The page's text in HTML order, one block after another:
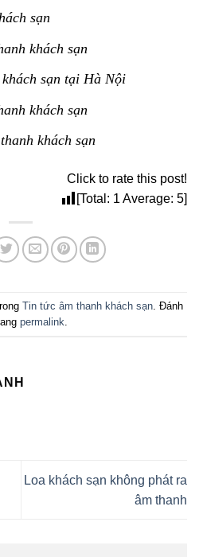
sạn
khách sạn
sạn tại Hà Nội
khách sạn
khách sạn
Click to rate this post!
[Total: 1 Average: 5]
Tin tức âm thanh khách sạn. Đánh
permalink
Loa khách sạn không phát ra
âm thanh